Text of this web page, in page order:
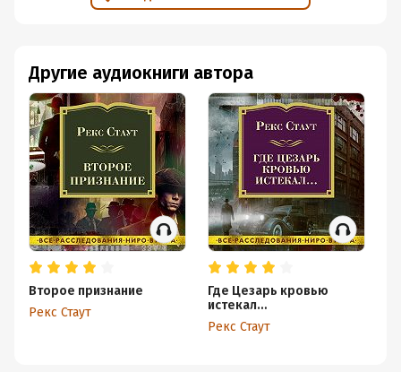
Другие аудиокниги автора
Второе признание
Рекс Стаут
Где Цезарь кровью
истекал…
Рекс Стаут